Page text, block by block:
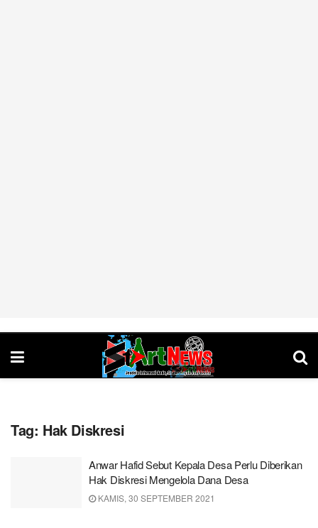
Tag: Hak Diskresi
Anwar Hafid Sebut Kepala Desa Perlu Diberikan
Hak Diskresi Mengelola Dana Desa
KAMIS, 30 SEPTEMBER 2021